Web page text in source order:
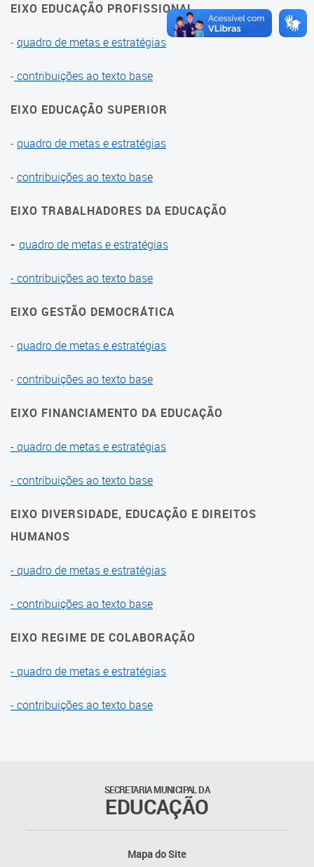
2010
Conferência Municipal
2026
2023
2021
2015
2013
2011
Moções Aprovadas
EIXO EDUCAÇÃO PROFISSIONAL
- quadro de metas e estratégias
- contribuições ao texto base
EIXO EDUCAÇÃO SUPERIOR
- quadro de metas e estratégias
- contribuições ao texto base
EIXO TRABALHADORES DA EDUCAÇÃO
- quadro de metas e estratégias
- contribuições ao texto base
EIXO GESTÃO DEMOCRÁTICA
- quadro de metas e estratégias
- contribuições ao texto base
EIXO FINANCIAMENTO DA EDUCAÇÃO
- quadro de metas e estratégias
- contribuições ao texto base
EIXO DIVERSIDADE, EDUCAÇÃO E DIREITOS
HUMANOS
- quadro de metas e estratégias
- contribuições ao texto base
EIXO REGIME DE COLABORAÇÃO
- quadro de metas e estratégias
- contribuições ao texto base
SECRETARIA MUNICIPAL DA
EDUCAÇÃO
Mapa do Site